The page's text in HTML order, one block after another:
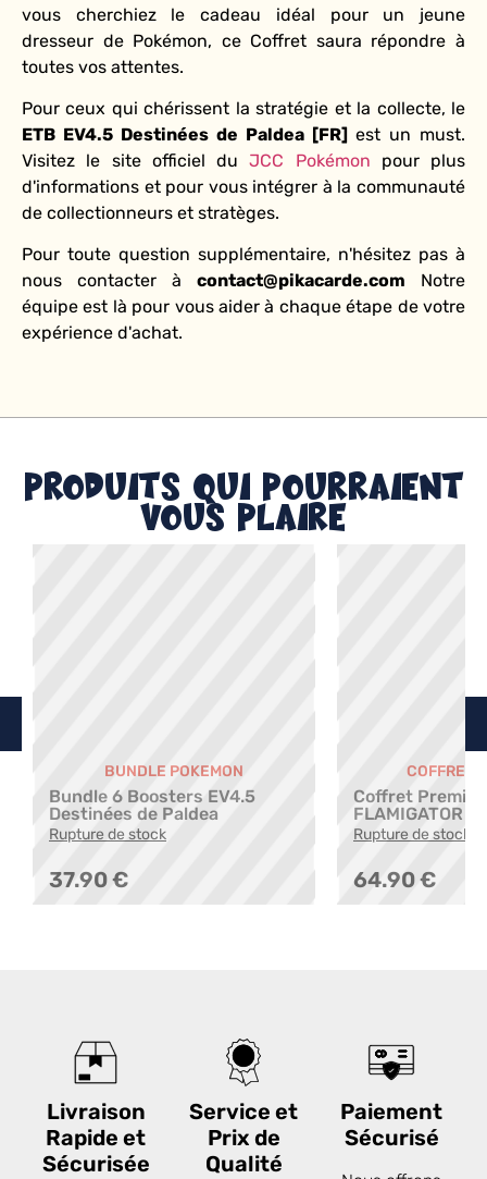
vous cherchiez le cadeau idéal pour un jeune
dresseur de Pokémon, ce Coffret saura répondre à
toutes vos attentes.
Pour ceux qui chérissent la stratégie et la collecte, le
ETB EV4.5 Destinées de Paldea [FR] est un must.
Visitez le site officiel duJCC Pokémon pour plus
d'informations et pour vous intégrer à la communauté
de collectionneurs et stratèges.
Pour toute question supplémentaire, n'hésitez pas à
nous contacter à contact@pikacarde.com Notre
équipe est là pour vous aider à chaque étape de votre
expérience d'achat.
Produits qui pourraient
vous plaire
BUNDLE POKEMON
Bundle 6 Boosters EV4.5
Destinées de Paldea
Rupture de stock
37.90 €
COFFRET
Coffret
FLAMIGATOR
Rupture de stock
64.90 €
Livraison
Rapide et
Sécurisée
Paiement
Sécurisé
Service et
Prix de
Qualité